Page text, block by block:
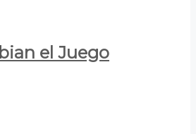
el Juego